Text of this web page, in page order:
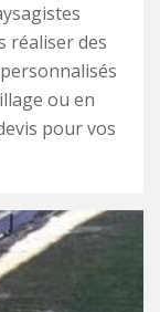
réaliser des
ou en
pour vos